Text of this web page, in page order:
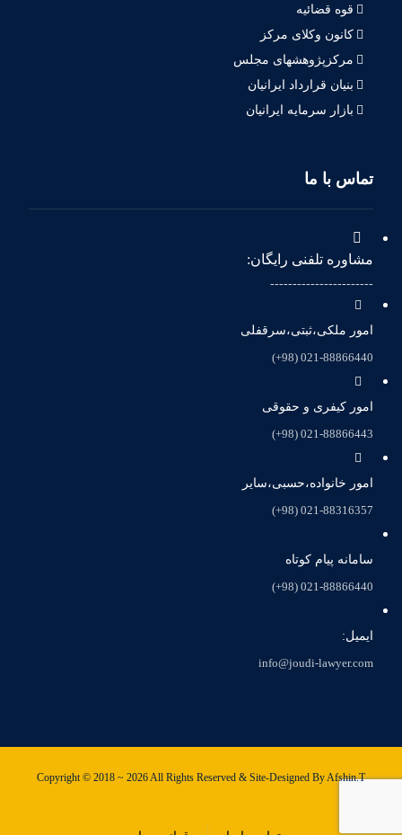
قوه قضائیه
کانون وکلای مرکز
مرکزپژوهشهای مجلس
بنیان قرارداد ایرانیان
بازار سرمایه ایرانیان
تماس با ما
مشاوره تلفنی رایگان:
-----------------------
امور ملکی،ثبتی،سرقفلی
021-88866440 (98+)
امور کیفری و حقوقی
021-88866443 (98+)
امور خانواده،حسبی،سایر
021-88316357 (98+)
سامانه پیام کوتاه
021-88866440 (98+)
ایمیل:
info@joudi-lawyer.com
Copyright © 2018 ~ 2026 All Rights Reserved & Site-Designed By Afshin.T